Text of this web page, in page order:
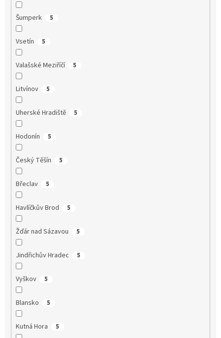
Šumperk 5
Vsetín 5
Valašské Meziříčí 5
Litvínov 5
Uherské Hradiště 5
Hodonín 5
Český Těšín 5
Břeclav 5
Havlíčkův Brod 5
Žďár nad Sázavou 5
Jindřichův Hradec 5
Vyškov 5
Blansko 5
Kutná Hora 5